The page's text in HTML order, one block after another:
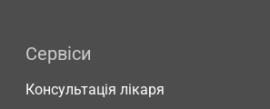
Сервіси
Консультація лікаря